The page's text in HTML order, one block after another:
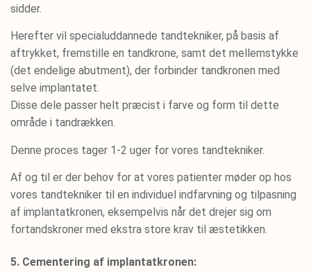
sidder.
Herefter vil specialuddannede tandtekniker, på basis af
aftrykket, fremstille en tandkrone, samt det mellemstykke
(det endelige abutment), der forbinder tandkronen med
selve implantatet.
Disse dele passer helt præcist i farve og form til dette
område i tandrækken.
Denne proces tager 1-2 uger for vores tandtekniker.
Af og til er der behov for at vores patienter møder op hos
vores tandtekniker til en individuel indfarvning og tilpasning
af implantatkronen, eksempelvis når det drejer sig om
fortandskroner med ekstra store krav til æstetikken.
5. Cementering af implantatkronen: